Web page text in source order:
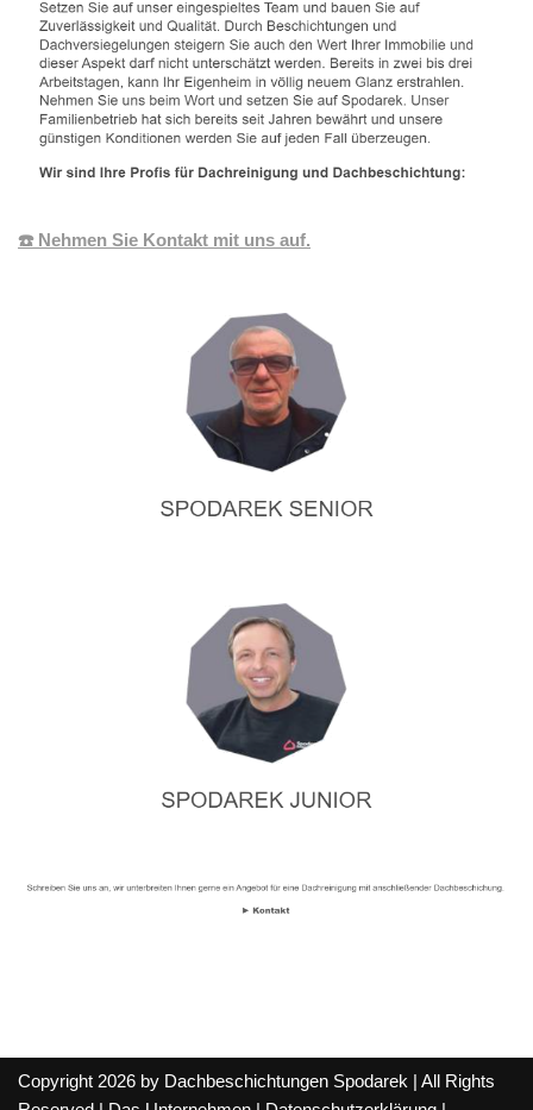
☎️ Nehmen Sie Kontakt mit uns auf.
Copyright 2026 by Dachbeschichtungen Spodarek | All Rights